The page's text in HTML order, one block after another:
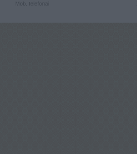
Mob. telefonai